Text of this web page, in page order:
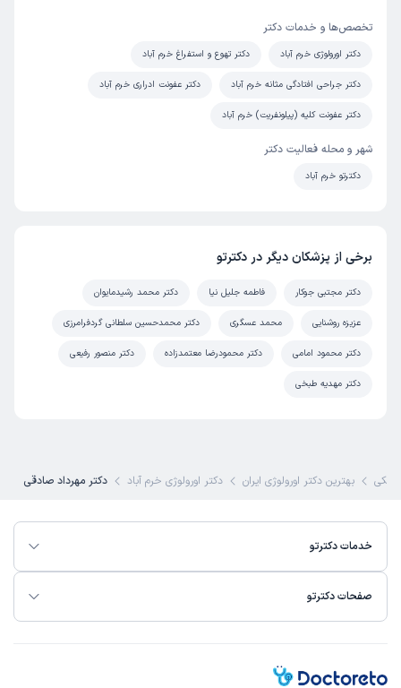
تخصص‌ها و خدمات دکتر
دکتر اورولوژی خرم آباد دکتر تهوع و استفراغ خرم آباد
دکتر جراحی افتادگی مثانه خرم آباد دکتر عفونت ادراری خرم آباد
دکتر عفونت کلیه (پیلونفریت) خرم آباد
شهر و محله فعالیت دکتر
دکترتو خرم آباد
برخی از پزشکان دیگر در دکترتو
دکتر مجتبی جوکار فاطمه جلیل نیا دکتر محمد رشیدمایوان
عزیزه روشنایی محمد عسگری دکتر محمدحسین سلطانی گردفرامرزی
دکتر محمود امامی دکتر محمودرضا معتمدزاده دکتر منصور رفیعی
دکتر مهدیه طبخی
بهترین دکتر اورولوژی ایران دکتر اورولوژی خرم آباد دکتر مهرداد صادقی
خدمات دکترتو
صفحات دکترتو